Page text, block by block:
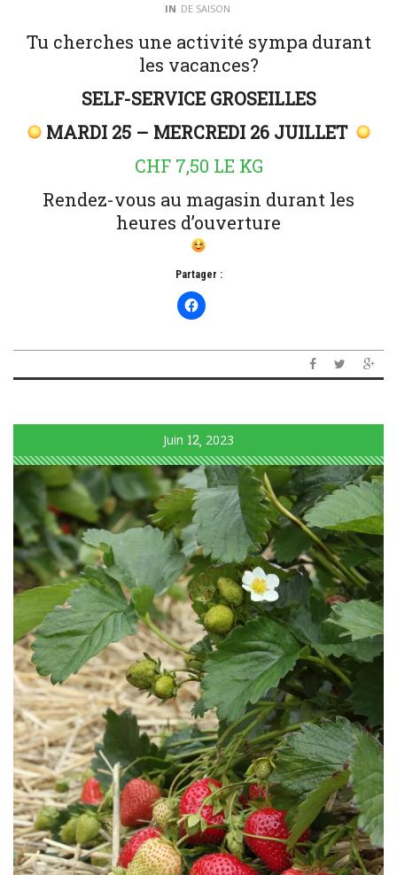
IN DE SAISON
Tu cherches une activité sympa durant
les vacances?
SELF-SERVICE GROSEILLES
MARDI 25 – MERCREDI 26 JUILLET
CHF 7,50 LE KG
Rendez-vous au magasin durant les
heures d’ouverture
Partager :
Juin 12 2023